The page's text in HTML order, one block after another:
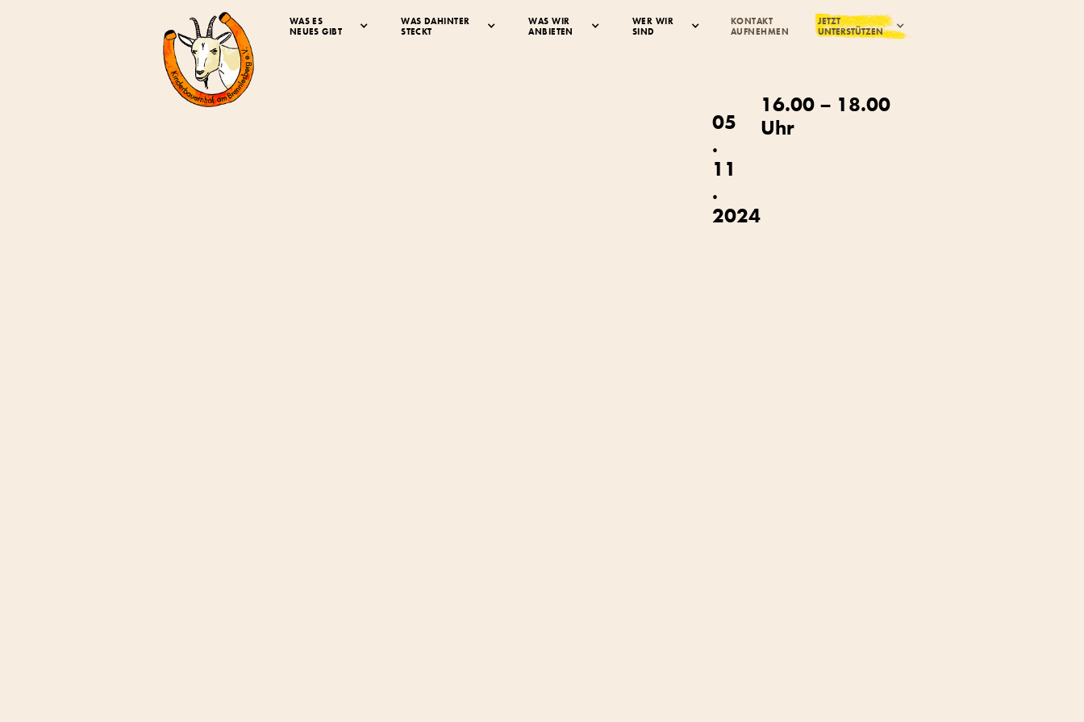
WAS ES
NEUES GIBT
WAS DAHINTER
STECKT
WAS WIR
ANBIETEN
WER WIR
SIND
KONTAKT
AUFNEHMEN
JETZT
UNTERSTÜTZEN
05
.
11
.
2024
16.00 – 18.00
Uhr